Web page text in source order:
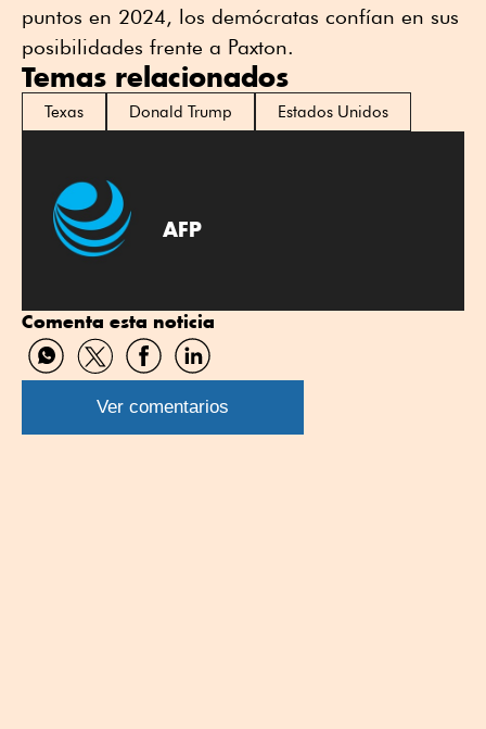
puntos en 2024, los demócratas confían en sus
posibilidades frente a Paxton.
Temas relacionados
Texas Donald Trump Estados Unidos
AFP
Comenta esta noticia
Compartir
por
WhatsApp
Compartir
por
Twitter
Compartir
por
Facebook
Compartir
por
Linkedin
Ver comentarios